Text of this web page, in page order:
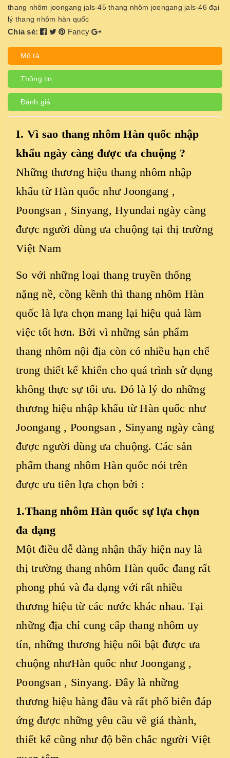
thang nhôm joongang jals-45 thang nhôm joongang jals-46 đại
lý thang nhôm hàn quốc
Chia sẻ: Fancy
Mô tả
Thông tin
Đánh giá
I. Vì sao thang nhôm Hàn quốc nhập
khẩu ngày càng được ưa chuộng ?
Những thương hiệu thang nhôm nhập
khẩu từ Hàn quốc như Joongang ,
Poongsan , Sinyang, Hyundai ngày càng
được người dùng ưa chuộng tại thị trường
Việt Nam
So với những loại thang truyền thống
nặng nề, cồng kềnh thì thang nhôm Hàn
quốc là lựa chọn mang lại hiệu quả làm
việc tốt hơn. Bởi vì những sản phẩm
thang nhôm nội địa còn có nhiều hạn chế
trong thiết kế khiến cho quá trình sử dụng
không thực sự tối ưu. Đó là lý do những
thương hiệu nhập khẩu từ Hàn quốc như
Joongang , Poongsan , Sinyang ngày càng
được người dùng ưa chuộng. Các sản
phẩm thang nhôm Hàn quốc nói trên
được ưu tiên lựa chọn bởi :
1.Thang nhôm Hàn quốc sự lựa chọn
đa dạng
Một điều dễ dàng nhận thấy hiện nay là
thị trường thang nhôm Hàn quốc đang rất
phong phú và đa dạng với rất nhiều
thương hiệu từ các nước khác nhau. Tại
những địa chỉ cung cấp thang nhôm uy
tín, những thương hiệu nổi bật được ưa
chuộng nhưHàn quốc như Joongang ,
Poongsan , Sinyang. Đây là những
thương hiệu hàng đầu và rất phổ biến đáp
ứng được những yêu cầu về giá thành,
thiết kế cũng như độ bền chắc người Việt